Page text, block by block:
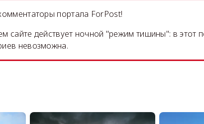
портала ForPost!
сайте действует ночной "режим тишины": в этот
невозможна.